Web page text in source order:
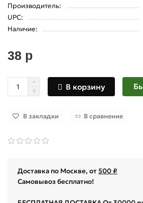
Производитель:
UPC:
Наличие:
38 р
В корзину
В закладки В сравнение
Доставка по Москве, от500 ₽
Самовывоз бесплатно!